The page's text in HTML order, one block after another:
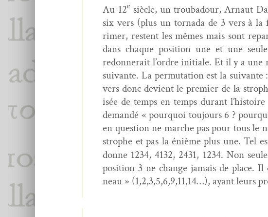
Au 12esiè­cle, un trou­ba­dour, Arnaut
six vers (plus un tor­na­da de 3 vers à
rimer, restent les mêmes mais sont
dans chaque posi­tion une et une
redonnerait l’ordre ini­tiale. Et il y a
suiv­ante. La per­mu­ta­tion est la suiv­ante
vers donc devient le pre­mier de la
isée de temps en temps durant
demandé « pourquoi tou­jours 6 ?
en ques­tion ne marche pas pour tous
stro­phe et pas la énième plus une. Tel
donne 1234, 4132, 2431, 1234. Non
posi­tion 3 ne change jamais de place.
neau » (1,2,3,5,6,9,11,14…), ayant leurs